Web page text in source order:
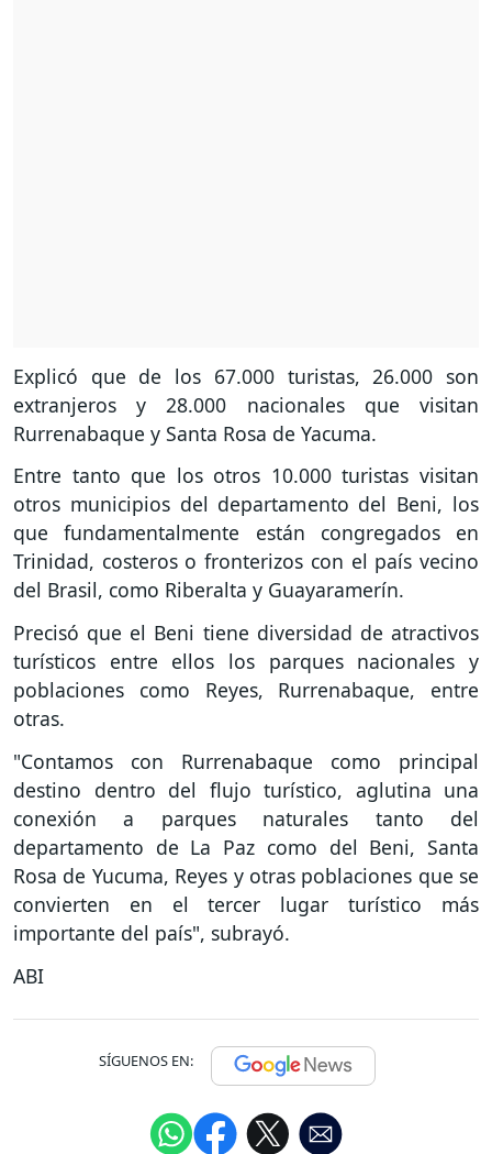
Explicó que de los 67.000 turistas, 26.000 son
extranjeros y 28.000 nacionales que visitan
Rurrenabaque y Santa Rosa de Yacuma.
Entre tanto que los otros 10.000 turistas visitan
otros municipios del departamento del Beni, los
que fundamentalmente están congregados en
Trinidad, costeros o fronterizos con el país vecino
del Brasil, como Riberalta y Guayaramerín.
Precisó que el Beni tiene diversidad de atractivos
turísticos entre ellos los parques nacionales y
poblaciones como Reyes, Rurrenabaque, entre
otras.
"Contamos con Rurrenabaque como principal
destino dentro del flujo turístico, aglutina una
conexión a parques naturales tanto del
departamento de La Paz como del Beni, Santa
Rosa de Yucuma, Reyes y otras poblaciones que se
convierten en el tercer lugar turístico más
importante del país", subrayó.
ABI
SÍGUENOS EN: